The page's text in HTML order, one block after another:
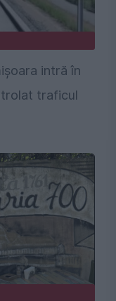
intră în
traficul